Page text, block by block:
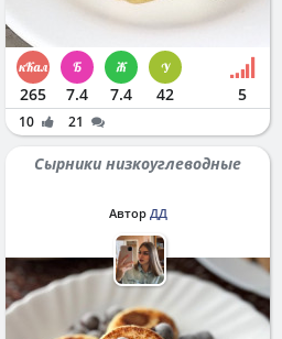
265 7.4 7.4 42 5
10 21
Сырники низкоуглеводные
Автор ДД